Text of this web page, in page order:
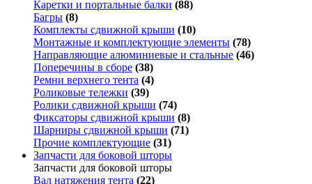
Каретки и портальные балки (88)
Багры (8)
Комплекты сдвижной крыши (10)
Монтажные и комплектующие элементы (78)
Направляющие алюминиевые и стальные (46)
Поперечины в сборе (38)
Ремни верхнего тента (4)
Роликовые тележки (39)
Ролики сдвижной крыши (74)
Фиксаторы сдвижной крыши (8)
Шарниры сдвижной крыши (71)
Прочие комплектующие (31)
Запчасти для боковой шторы
Запчасти для боковой шторы
Вал натяжения тента (22)